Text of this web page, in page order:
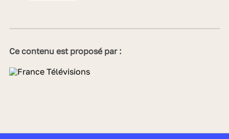
Ce contenu est proposé par :